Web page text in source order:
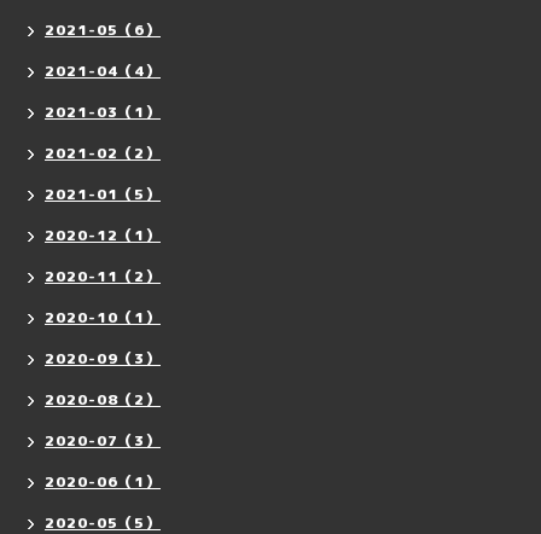
2021-05（6）
2021-04（4）
2021-03（1）
2021-02（2）
2021-01（5）
2020-12（1）
2020-11（2）
2020-10（1）
2020-09（3）
2020-08（2）
2020-07（3）
2020-06（1）
2020-05（5）